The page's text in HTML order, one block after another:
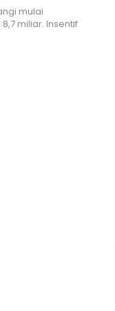
mulai
miliar. Insentif